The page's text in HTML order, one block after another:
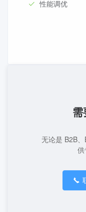
性能调优
需
无论是 B2B
供